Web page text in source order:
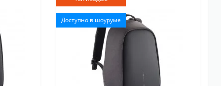
Доступно в шоуруме